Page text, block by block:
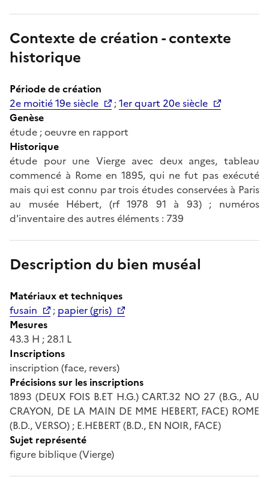
Contexte de création - contexte
historique
Période de création
2e moitié 19e siècle
;1er quart 20e siècle
Genèse
étude ; oeuvre en rapport
Historique
étude pour une Vierge avec deux anges, tableau
commencé à Rome en 1895, qui ne fut pas exécuté
mais qui est connu par trois études conservées à Paris
au musée Hébert, (rf 1978 91 à 93) ; numéros
d'inventaire des autres éléments : 739
Description du bien muséal
Matériaux et techniques
fusain
; papier (gris)
Mesures
43.3 H ; 28.1 L
Inscriptions
inscription (face, revers)
Précisions sur les inscriptions
1893 (DEUX FOIS B.ET H.G.) CART.32 NO 27 (B.G., AU
CRAYON, DE LA MAIN DE MME HEBERT, FACE) ROME
(B.D., VERSO) ; E.HEBERT (B.D., EN NOIR, FACE)
Sujet représenté
figure biblique (Vierge)